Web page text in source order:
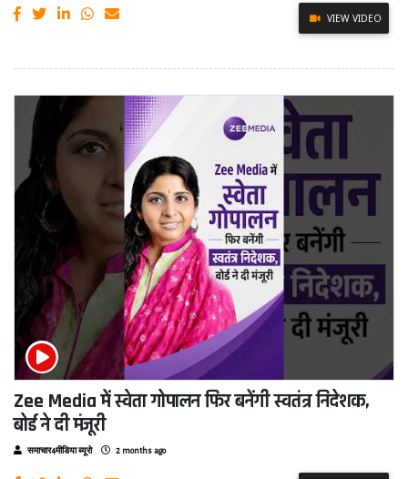
VIEW VIDEO
Zee Media में स्वेता गोपालन फिर बनेंगी स्वतंत्र निदेशक,
बोर्ड ने दी मंजूरी
समाचार4मीडिया ब्यूरो 2 months ago